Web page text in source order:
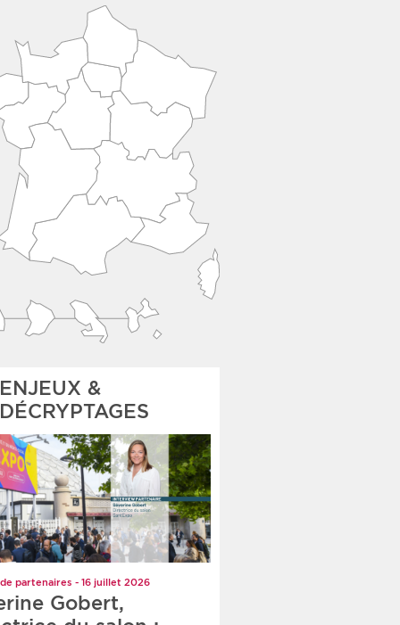
ENJEUX &
DÉCRYPTAGES
partenaires - 16 juillet 2026
Gobert,